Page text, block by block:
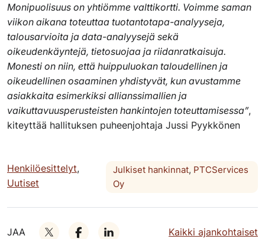
Monipuolisuus on yhtiömme valttikortti. Voimme saman
viikon aikana toteuttaa tuotantotapa-analyyseja,
talousarvioita ja data-analyysejä sekä
oikeudenkäyntejä, tietosuojaa ja riidanratkaisuja.
Monesti on niin, että huippuluokan taloudellinen ja
oikeudellinen osaaminen yhdistyvät, kun avustamme
asiakkaita esimerkiksi allianssimallien ja
vaikuttavuusperusteisten hankintojen toteuttamisessa”,
kiteyttää hallituksen puheenjohtaja Jussi Pyykkönen
Henkilöesittelyt,
Uutiset
Julkiset hankinnat, PTCServices
Oy
JAA Kaikki ajankohtaiset